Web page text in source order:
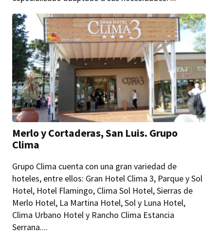
Merlo y Cortaderas, San Luis. Grupo
Clima
Grupo Clima cuenta con una gran variedad de
hoteles, entre ellos: Gran Hotel Clima 3, Parque y Sol
Hotel, Hotel Flamingo, Clima Sol Hotel, Sierras de
Merlo Hotel, La Martina Hotel, Sol y Luna Hotel,
Clima Urbano Hotel y Rancho Clima Estancia
Serrana....